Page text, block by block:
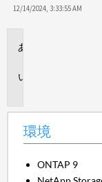
12/14/2024, 3:33:55 AM
環境
ONTAP 9